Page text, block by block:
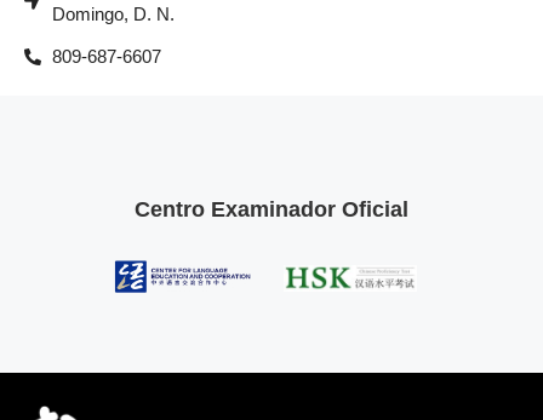
Domingo, D. N.
809-687-6607
Centro Examinador Oficial